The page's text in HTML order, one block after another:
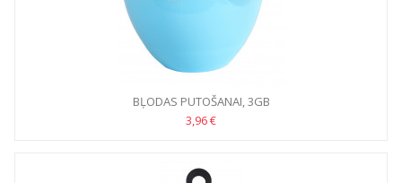
BĻODAS PUTOŠANAI, 3GB
3,96 €